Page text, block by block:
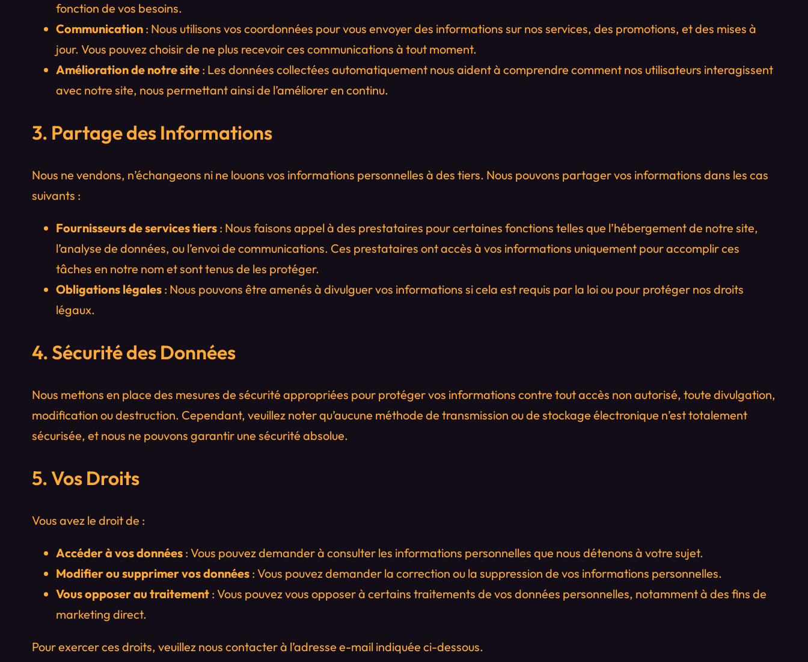
fonction de vos besoins.
Communication: Nous utilisons vos coordonnées pour vous envoyer des informations sur nos services, des promotions, et des mises à
jour. Vous pouvez choisir de ne plus recevoir ces communications à tout moment.
Amélioration de notre site: Les données collectées automatiquement nous aident à comprendre comment nos utilisateurs interagissent
avec notre site, nous permettant ainsi de l’améliorer en continu.
3. Partage des Informations
Nous ne vendons, n’échangeons ni ne louons vos informations personnelles à des tiers. Nous pouvons partager vos informations dans les cas
suivants :
Fournisseurs de services tiers: Nous faisons appel à des prestataires pour certaines fonctions telles que l’hébergement de notre site,
l’analyse de données, ou l’envoi de communications. Ces prestataires ont accès à vos informations uniquement pour accomplir ces
tâches en notre nom et sont tenus de les protéger.
Obligations légales: Nous pouvons être amenés à divulguer vos informations si cela est requis par la loi ou pour protéger nos droits
légaux.
4. Sécurité des Données
Nous mettons en place des mesures de sécurité appropriées pour protéger vos informations contre tout accès non autorisé, toute divulgation,
modification ou destruction. Cependant, veuillez noter qu’aucune méthode de transmission ou de stockage électronique n’est totalement
sécurisée, et nous ne pouvons garantir une sécurité absolue.
5. Vos Droits
Vous avez le droit de :
Accéder à vos données: Vous pouvez demander à consulter les informations personnelles que nous détenons à votre sujet.
Modifier ou supprimer vos données: Vous pouvez demander la correction ou la suppression de vos informations personnelles.
Vous opposer au traitement: Vous pouvez vous opposer à certains traitements de vos données personnelles, notamment à des fins de
marketing direct.
Pour exercer ces droits, veuillez nous contacter à l’adresse e-mail indiquée ci-dessous.